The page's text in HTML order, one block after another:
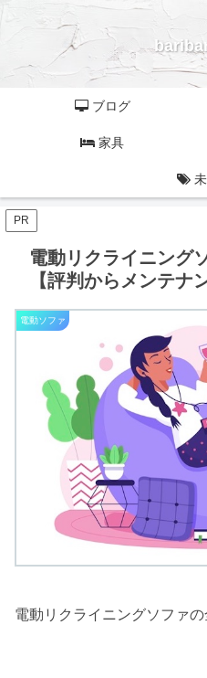
ブログ
家具
未
PR
電動リクライニング
【評判からメンテナ
電動ソファ
電動リクライニングソファ